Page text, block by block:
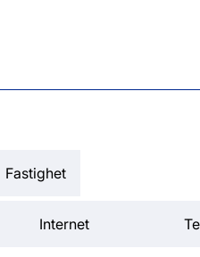
Fastighet
Internet